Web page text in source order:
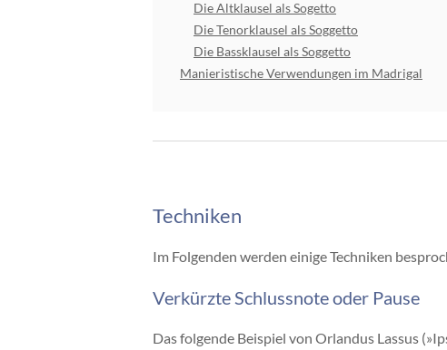
Die Altklausel als Sogetto
Die Tenorklausel als Soggetto
Die Bassklausel als Soggetto
Manieristische Verwendungen im Madrigal
Techniken
Im Folgenden werden einige Techniken
Verkürzte Schlussnote oder Pause
Das folgende Beispiel von Orlandus Lassus